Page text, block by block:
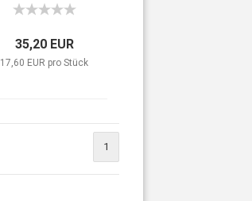
PKW Rot Weiss
35,20 EUR
17,60 EUR pro Stück
1